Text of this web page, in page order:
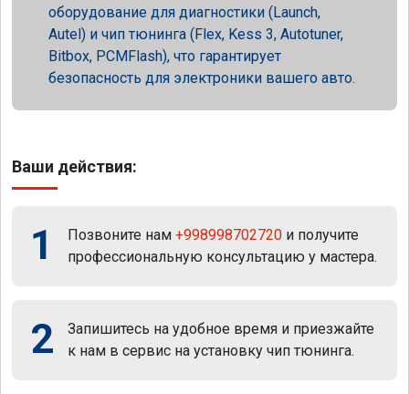
оборудование для диагностики (Launch,
Autel) и чип тюнинга (Flex, Kess 3, Autotuner,
Bitbox, PCMFlash), что гарантирует
безопасность для электроники вашего авто.
Ваши действия:
1 Позвоните нам +998998702720 и получите
профессиональную консультацию у мастера.
2
Запишитесь на удобное время и приезжайте
к нам в сервис на установку чип тюнинга.